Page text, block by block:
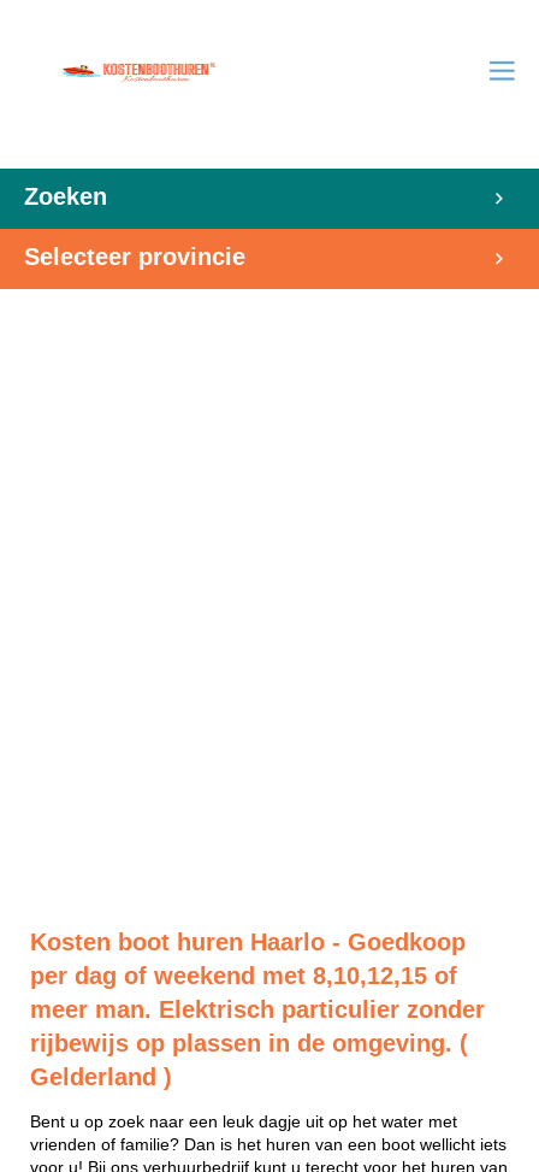
Zoeken
Selecteer provincie
Kosten boot huren Haarlo - Goedkoop
per dag of weekend met 8,10,12,15 of
meer man. Elektrisch particulier zonder
rijbewijs op plassen in de omgeving. (
Gelderland )
Bent u op zoek naar een leuk dagje uit op het water met
vrienden of familie? Dan is het huren van een boot wellicht iets
voor u! Bij ons verhuurbedrijf kunt u terecht voor het huren van